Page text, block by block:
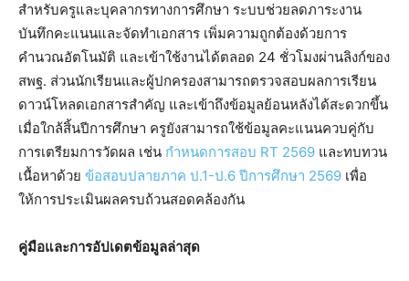
สำหรับครูและบุคลากรทางการศึกษา ระบบช่วยลดภาระงาน
บันทึกคะแนนและจัดทำเอกสาร เพิ่มความถูกต้องด้วยการ
คำนวณอัตโนมัติ และเข้าใช้งานได้ตลอด 24 ชั่วโมงผ่านลิงก์ของ
สพฐ. ส่วนนักเรียนและผู้ปกครองสามารถตรวจสอบผลการเรียน
ดาวน์โหลดเอกสารสำคัญ และเข้าถึงข้อมูลย้อนหลังได้สะดวกขึ้น
เมื่อใกล้สิ้นปีการศึกษา ครูยังสามารถใช้ข้อมูลคะแนนควบคู่กับ
การเตรียมการวัดผล เช่น กำหนดการสอบ RT 2569 และทบทวน
เนื้อหาด้วย ข้อสอบปลายภาค ป.1-ป.6 ปีการศึกษา 2569 เพื่อ
ให้การประเมินผลครบถ้วนสอดคล้องกัน
คู่มือและการอัปเดตข้อมูลล่าสุด